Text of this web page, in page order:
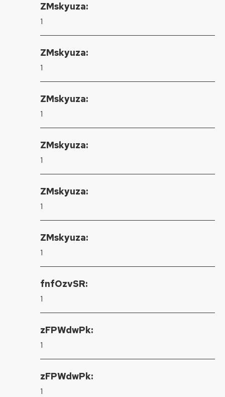
ZMskyuza:
1
ZMskyuza:
1
ZMskyuza:
1
ZMskyuza:
1
ZMskyuza:
1
ZMskyuza:
1
fnfOzvSR:
1
zFPWdwPk:
1
zFPWdwPk:
1